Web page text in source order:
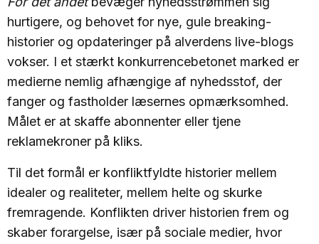
hurtigere, og behovet for nye, gule breaking-
historier og opdateringer på alverdens live-blogs
vokser. I et stærkt konkurrencebetonet marked er
medierne nemlig afhængige af nyhedsstof, der
fanger og fastholder læsernes opmærksomhed.
Målet er at skaffe abonnenter eller tjene
reklamekroner på kliks.
Til det formål er konfliktfyldte historier mellem
idealer og realiteter, mellem helte og skurke
fremragende. Konflikten driver historien frem og
skaber forargelse, især på sociale medier, hvor